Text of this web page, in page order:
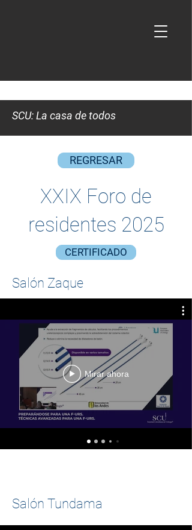
SCU: La casa de todos
REGRESAR
XXIX Foro de
residentes 2025
CERTIFICADO
Salón Zaque
Mirar ahora
Salón Tundama